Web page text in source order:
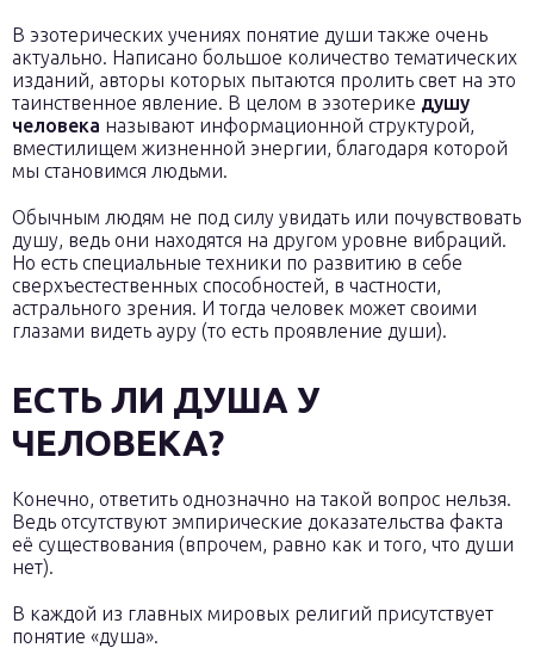
В эзотерических учениях понятие души также очень
актуально. Написано большое количество тематических
изданий, авторы которых пытаются пролить свет на это
таинственное явление. В целом в эзотерике душу
человека называют информационной структурой,
вместилищем жизненной энергии, благодаря которой
мы становимся людьми.
Обычным людям не под силу увидать или почувствовать
душу, ведь они находятся на другом уровне вибраций.
Но есть специальные техники по развитию в себе
сверхъестественных способностей, в частности,
астрального зрения. И тогда человек может своими
глазами видеть ауру (то есть проявление души).
ЕСТЬ ЛИ ДУША У
ЧЕЛОВЕКА?
Конечно, ответить однозначно на такой вопрос нельзя.
Ведь отсутствуют эмпирические доказательства факта
её существования (впрочем, равно как и того, что души
нет).
В каждой из главных мировых религий присутствует
понятие «душа».